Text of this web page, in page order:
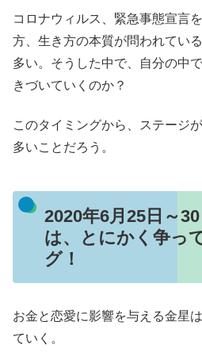
コロナウィルス、緊急事態宣言
方、生き方の本質が問われてい
多い。そうした中で、自分の中
きづいていくのか？
このタイミングから、ステージ
多いことだろう。
2020年6月25日～
は、とにかく争っ
グ！
お金と恋愛に影響を与える金星
ていく。